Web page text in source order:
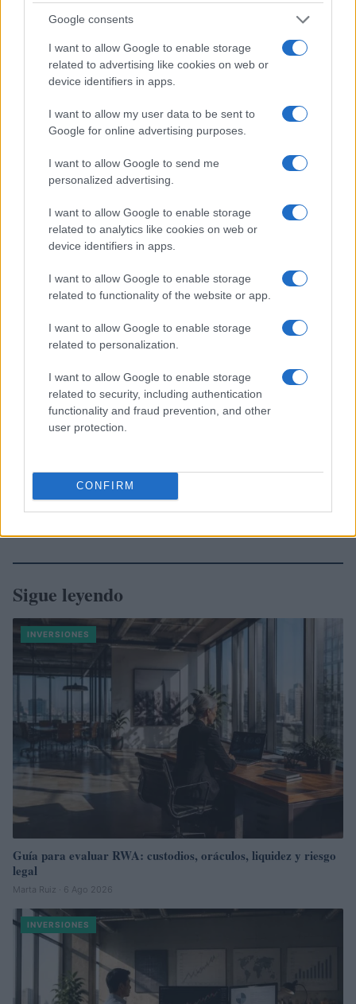
Google consents
I want to allow Google to enable storage
related to advertising like cookies on web or
device identifiers in apps.
I want to allow my user data to be sent to
Google for online advertising purposes.
I want to allow Google to send me
personalized advertising.
I want to allow Google to enable storage
related to analytics like cookies on web or
device identifiers in apps.
I want to allow Google to enable storage
related to functionality of the website or app.
I want to allow Google to enable storage
related to personalization.
I want to allow Google to enable storage
related to security, including authentication
functionality and fraud prevention, and other
user protection.
CONFIRM
transacciones con una VPN segura.
Si no conoce la mejor red privada virtual para usar en
todas sus transacciones, debe leer mi guía sobre
AUTOR
Consejo editorial
Sigue leyendo
INVERSIONES
Guía para evaluar RWA: custodios, oráculos, liquidez y riesgo
legal
Marta Ruiz · 6 Ago 2026
INVERSIONES